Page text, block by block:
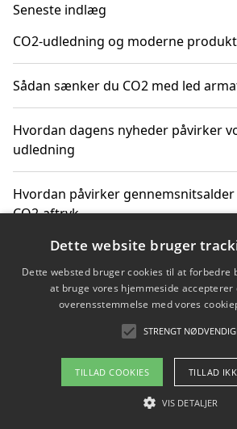
Seneste indlæg
CO2-udledning og moderne
Sådan sænker du CO2 med led
Hvordan dagens nyheder påvirker
udledning
Hvordan påvirker
CO2-aftryk
Hvordan nyheder om CO2-
hverdag
Om / kontakt
Blog
Dette website bruger
Dette websted bruger cookies til at forbedre
at bruge vores hjemmeside accepterer
overensstemmelse med vores
STRENGT
TILLAD COOKIES TILLAD
VIS DETALJER